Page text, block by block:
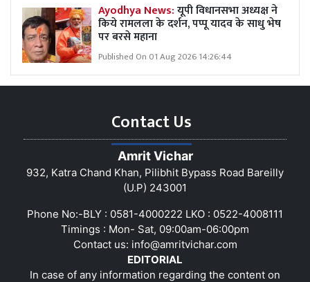
Ayodhya News:यूपी विधानसभा अध्यक्ष ने
किये रामलला के दर्शन, पप्पू यादव के साधु भेष
पर बरसे महाना
Published On 01 Aug 2026 14:26:44
Contact Us
Amrit Vichar
932, Katra Chand Khan, Pilibhit Bypass Road Bareilly
(U.P) 243001
Phone No:-BLY : 0581-4000222 LKO : 0522-4008111
Timings : Mon- Sat, 09:00am-06:00pm
Contact us: info@amritvichar.com
EDITORIAL
In case of any information regarding the content on